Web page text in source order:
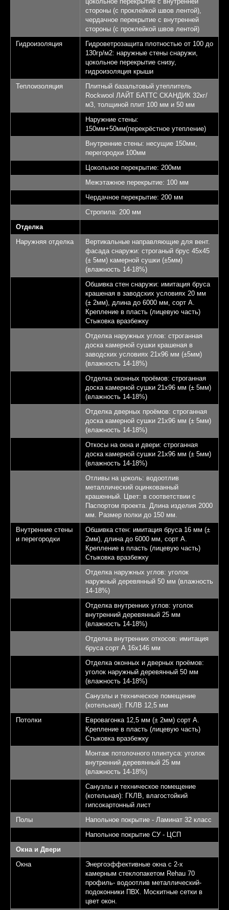
стороны (с проклейкой швов лентой),
чердачное перекрытие с внутренней
стороны (с проклейкой швов лентой)
Гидроизоляция
Гидроветрозащита плотностью от 100 до
130гр/м2: наружные стены снаружи,
цокольное перекрытие снизу,
гидроизоляция крыши
Теплоизоляция
Плитный базальтовый утеплитель
Rockwool ЛАЙТ БАТТС СКАНДИК 32кг/
м3, толщиной плит 100 мм и 50 мм
Наружние стены:
150мм+50мм(перекрёстное утепление)
Внутренние стены: несущие 150мм,
перегородки 100мм
Цокольное перекрытие: 200мм
Межэтажное перекрытие: 100 мм
Чердачное перекрытие: 200 мм
Стропила: 200 мм
Отделка
Наружняя отделка
Вертикальные направляющие для вент.
фасада снаружи: строганый брус 45х45
(± 5мм) камерной сушки (±5мм)
(влажность 14-18%)
Обшивка стен снаружи: имитация бруса
крашеная в заводских условиях 20 мм
(± 2мм), длина до 6000 мм, сорт А.
Крепление в пласть (лицевую часть)
Стыковка вразбежку
Отделка наружных углов: строганная
доска камерной сушки крашеная в
заводских условиях 21х96 мм (±5мм)
(влажность 14-18%)
Отделка оконных проёмов: строганная
доска камерной сушки 21х96 мм (± 5мм)
(влажность 14-18%)
Отделка дверных проёмов: строганная
доска камерной сушки 21х96 мм (± 5мм)
(влажность 14-18%)
Откосы на окна и двери: строганная
доска камерной сушки 21х96 мм (± 5мм)
(влажность 14-18%)
Отливы на цоколь: водоотлив
металлический оцинкованный
крашенный. Цвет: в соответствии с
Паспортом проекта. Длина изделия 2000
мм. Размер полки до 150 мм.
Внутренние стены
и перегородки
Обшивка стен: имитация бруса 16 мм (±
2мм), длина до 6000 мм, сорт А.
Крепление в пласть (лицевую часть)
Стыковка вразбежку
Отделка наружных углов: уголок
наружный деревянный 50 мм (влажность
14-18%)
Отделка внутренних углов: уголок
внутренний деревянный 25 мм
(влажность 14-18%)
Отделка внутренних откосов: имитация
бруса сорт А 16х146 мм
Отделка оконных и дверных проёмов:
уголок наружный деревянный 50 мм
(влажность 14-18%)
Санузлы и техническое помещение
(котельная): ГКЛВ 12,5 мм
Потолки
Евровагонка 12,5 мм (± 2мм) сорт А.
Крепление в пласть (лицевую часть)
Стыковка вразбежку
Монтаж потолочного плинтуса: уголок
внутренний деревянный 25 мм
(влажность 14-18%)
Санузлы и техническое помещение
(котельная): ГКЛВ, влагостойкий
гипсокартонный лист
Полы
Напольное покрытие - Ламинат 32 класс
Напольное покрытие СУ - ЦСП
Окна и Двери
Окна
Энергоэффективные окна с 2-х
камерным стеклопакетом Rehau 70
профиль- водоотлив металлический-
подоконники ПВХ. Москитные сетки в
цвет окон.
Площадь 145,32 кв.м.
Выставочный
дом "Алмаз"
Спален - 3
Санузлов - 2
Терраса - 22,28 кв.м.
4
КП Афинеево Парк
Апрелевка 20 км от
6
Записаться на экскурсию